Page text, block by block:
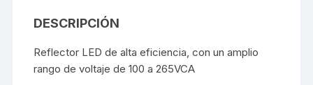
DESCRIPCIÓN
Reflector LED de alta eficiencia, con un amplio
rango de voltaje de 100 a 265VCA